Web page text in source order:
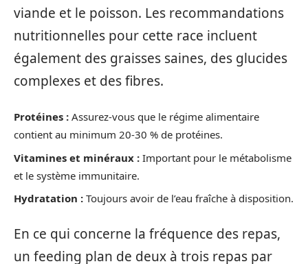
viande et le poisson. Les recommandations
nutritionnelles pour cette race incluent
également des graisses saines, des glucides
complexes et des fibres.
Protéines : Assurez-vous que le régime alimentaire
contient au minimum 20-30 % de protéines.
Vitamines et minéraux : Important pour le métabolisme
et le système immunitaire.
Hydratation : Toujours avoir de l’eau fraîche à disposition.
En ce qui concerne la fréquence des repas,
un feeding plan de deux à trois repas par